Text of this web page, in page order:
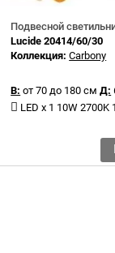
Подвесной
Lucide 20414/60/30
Коллекция:Carbony
В: от 70 до 180 см Д:
LED x 1 10W 2700K